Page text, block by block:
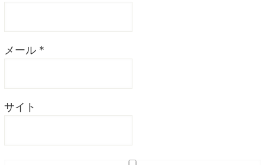
メール *
サイト